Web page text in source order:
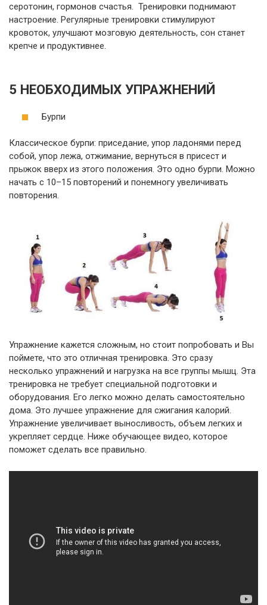
серотонин, гормонов счастья. Тренировки поднимают
настроение. Регулярные тренировки стимулируют
кровоток, улучшают мозговую деятельность, сон станет
крепче и продуктивнее.
5 НЕОБХОДИМЫХ УПРАЖНЕНИЙ
Бурпи
Классическое бурпи: приседание, упор ладонями перед
собой, упор лежа, отжимание, вернуться в присест и
прыжок вверх из этого положения. Это одно бурпи. Можно
начать с 10–15 повторений и понемногу увеличивать
повторения.
Упражнение кажется сложным, но стоит попробовать и Вы
поймете, что это отличная тренировка. Это сразу
несколько упражнений и нагрузка на все группы мышц. Эта
тренировка не требует специальной подготовки и
оборудования. Его легко можно делать самостоятельно
дома. Это лучшее упражнение для сжигания калорий.
Упражнение увеличивает выносливость, объем легких и
укрепляет сердце. Ниже обучающее видео, которое
поможет сделать все правильно.